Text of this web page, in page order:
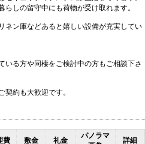
らしの留守中にも荷物が受け取れます。
ネン庫などあると嬉しい設備が充実してい
いる方や同棲をご検討中の方もご相談下さ
約も大歓迎です。
費 敷金 礼金
パノラマ
詳細